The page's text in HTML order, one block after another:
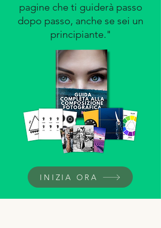
pagine che ti guiderà passo
dopo passo, anche se sei un
principiante."
INIZIA ORA